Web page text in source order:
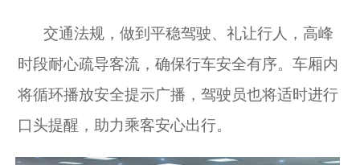
交通法规，做到平稳驾驶、礼让行人，高峰
时段耐心疏导客流，确保行车安全有序。车厢内
将循环播放安全提示广播，驾驶员也将适时进行
口头提醒，助力乘客安心出行。